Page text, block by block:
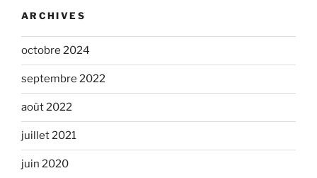
ARCHIVES
octobre 2024
septembre 2022
août 2022
juillet 2021
juin 2020